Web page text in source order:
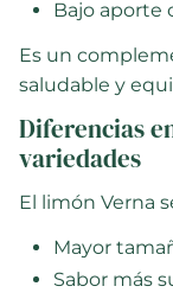
Bajo aporte
Es un
saludable y
Diferencias
variedades
El limón Verna
Mayor
Sabor más